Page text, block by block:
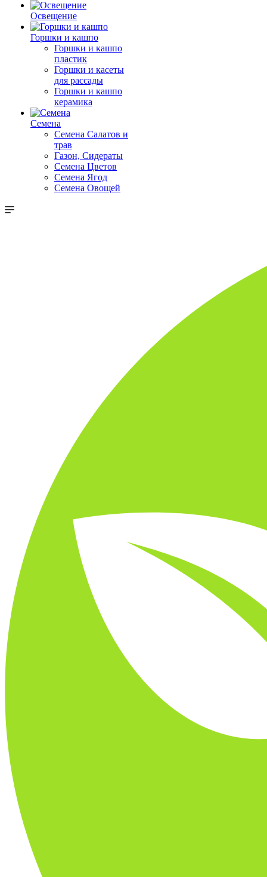
Освещение
Горшки и кашпо
Горшки и кашпо
пластик
Горшки и касеты
для рассады
Горшки и кашпо
керамика
Семена
Семена Салатов и
трав
Газон, Сидераты
Семена Цветов
Семена Ягод
Семена Овощей